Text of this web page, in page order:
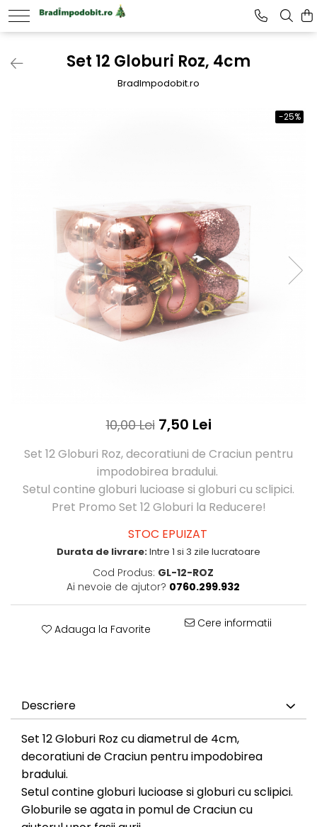
Set 12 Globuri Roz, 4cm
BradImpodobit.ro
-25%
10,00 Lei 7,50 Lei
Set 12 Globuri Roz, decoratiuni de Craciun pentru
impodobirea bradului.
Setul contine globuri lucioase si globuri cu sclipici.
Pret Promo Set 12 Globuri la Reducere!
STOC EPUIZAT
Durata de livrare:Intre 1 si 3 zile lucratoare
Cod Produs: GL-12-ROZ
Ai nevoie de ajutor? 0760.299.932
Adauga la Favorite Cere informatii
Descriere
Set 12 Globuri Roz cu diametrul de 4cm,
decoratiuni de Craciun pentru impodobirea
bradului.
Setul contine globuri lucioase si globuri cu sclipici.
Globurile se agata in pomul de Craciun cu